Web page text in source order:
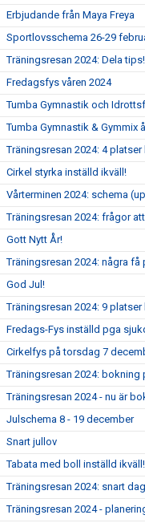
Erbjudande från Maya Freya
Sportlovsschema 26-29
Träningsresan 2024: Dela tips!
Fredagsfys våren 2024
Tumba Gymnastik och
Tumba Gymnastik & Gymmix
Träningsresan 2024: 4
Cirkel styrka inställd ikväll!
Vårterminen 2024: schema
Träningsresan 2024: frågor
Gott Nytt År!
Träningsresan 2024: några få
God Jul!
Träningsresan 2024: 9 platser
Fredags-Fys inställd pga
Cirkelfys på torsdag 7
Träningsresan 2024: bokning
Träningsresan 2024 - nu är
Julschema 8 - 19 december
Snart jullov
Tabata med boll inställd ikväll!
Träningsresan 2024: snart
Träningsresan 2024 -